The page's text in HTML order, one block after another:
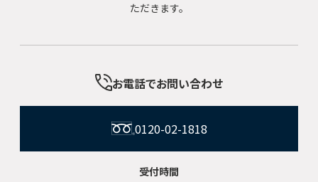
ただきます。
お電話でお問い合わせ
0120-02-1818
受付時間